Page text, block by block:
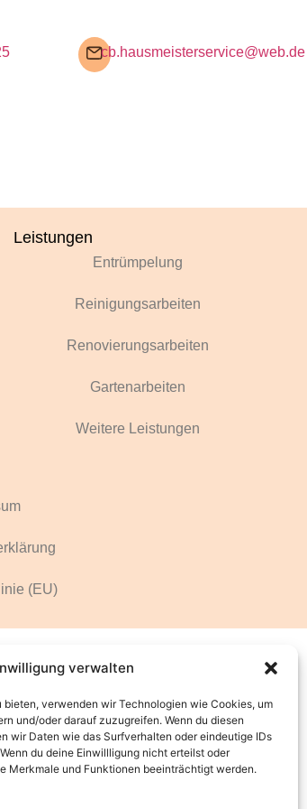
verwalten
bieten, verwenden wir Technologien wie Cookies, um
und/oder darauf zuzugreifen. Wenn du diesen
wir Daten wie das Surfverhalten oder eindeutige IDs
du deine Einwillligung nicht erteilst oder
Merkmale und Funktionen beeinträchtigt werden.
cb.hausmeisterservice@web.de
Leistungen
Entrümpelung
Reinigungsarbeiten
Renovierungsarbeiten
Gartenarbeiten
Weitere Leistungen
(EU)